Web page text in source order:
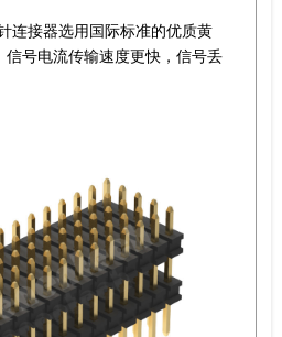
连接器选用国际标准的优质黄
信号电流传输速度更快，信号丢